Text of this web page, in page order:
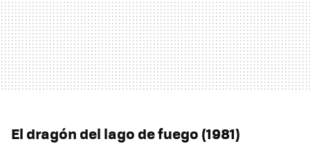
El dragón del lago de fuego (1981)